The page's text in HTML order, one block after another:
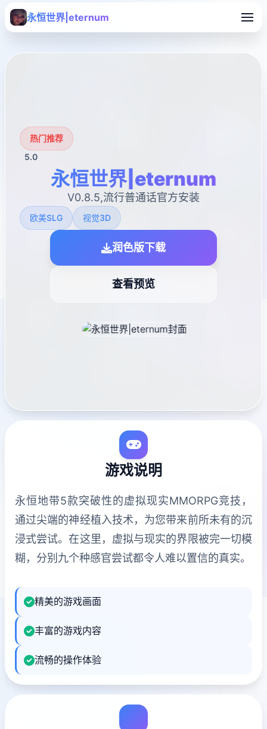
永恒世界|eternum
热门推荐
5.0
永恒世界|eternum
V0.8.5,流行普通话官方安装
欧美SLG 视觉3D
润色版下载
查看预览
游戏说明
永恒地带5款突破性的虚拟现实MMORPG竞技，
通过尖端的神经植入技术，为您带来前所未有的沉
浸式尝试。在这里，虚拟与现实的界限被完一切模
糊，分别九个种感官尝试都令人难以置信的真实。
精美的游戏画面
丰富的游戏内容
流畅的操作体验